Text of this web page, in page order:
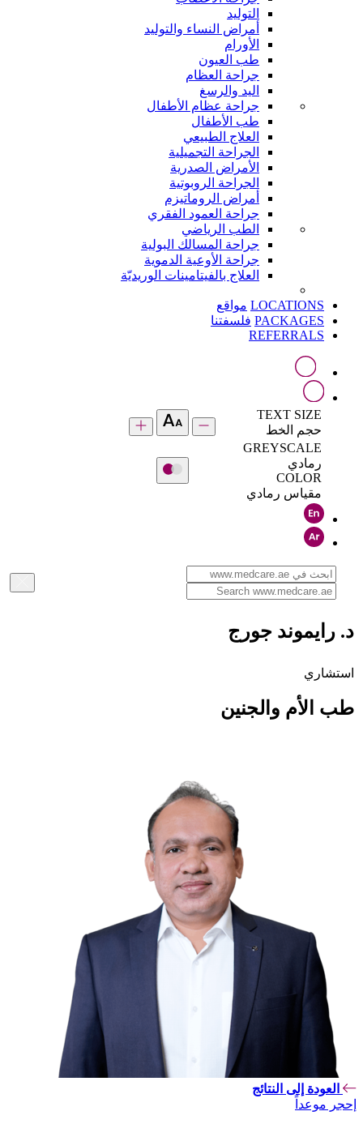
التوليد
أمراض النساء والتوليد
الأورام
طب العيون
جراحة العظام
اليد والرسغ
جراحة عظام الأطفال
طب الأطفال
العلاج الطبيعي
الجراحة التجميلية
الأمراض الصدرية
الجراحة الروبوتية
أمراض الروماتيزم
جراحة العمود الفقري
الطب الرياضي
جراحة المسالك البولية
جراحة الأوعية الدموية
العلاج بالفيتامينات الوريديّة
LOCATIONS مواقع
PACKAGES فلسفتنا
REFERRALS
TEXT SIZE
حجم الخط
GREYSCALE
رمادي
COLOR
مقياس رمادي
د. رايموند جورج
استشاري
طب الأم والجنين
العودة إلى النتائج
إحجر موعداً